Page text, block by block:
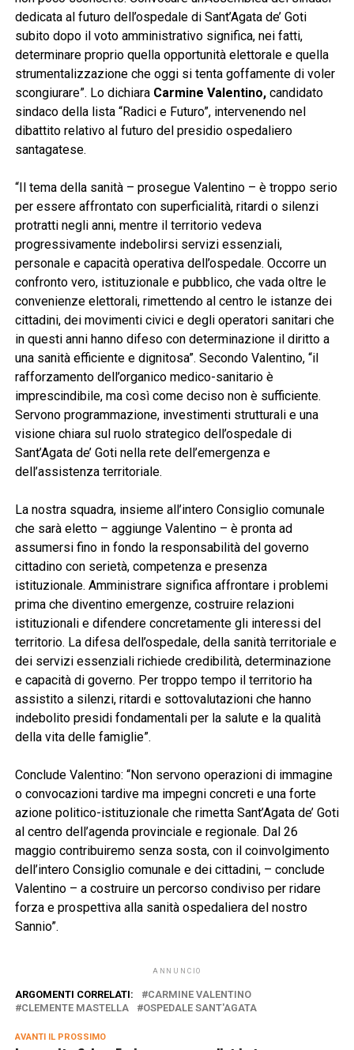
dedicata al futuro dell’ospedale di Sant’Agata de’ Goti
subito dopo il voto amministrativo significa, nei fatti,
determinare proprio quella opportunità elettorale e quella
strumentalizzazione che oggi si tenta goffamente di voler
scongiurare”. Lo dichiara Carmine Valentino,candidato
sindaco della lista “Radici e Futuro”, intervenendo nel
dibattito relativo al futuro del presidio ospedaliero
santagatese.
“Il tema della sanità – prosegue Valentino – è troppo serio
per essere affrontato con superficialità, ritardi o silenzi
protratti negli anni, mentre il territorio vedeva
progressivamente indebolirsi servizi essenziali,
personale e capacità operativa dell’ospedale. Occorre un
confronto vero, istituzionale e pubblico, che vada oltre le
convenienze elettorali, rimettendo al centro le istanze dei
cittadini, dei movimenti civici e degli operatori sanitari che
in questi anni hanno difeso con determinazione il diritto a
una sanità efficiente e dignitosa”. Secondo Valentino, “il
rafforzamento dell’organico medico-sanitario è
imprescindibile, ma così come deciso non è sufficiente.
Servono programmazione, investimenti strutturali e una
visione chiara sul ruolo strategico dell’ospedale di
Sant’Agata de’ Goti nella rete dell’emergenza e
dell’assistenza territoriale.
La nostra squadra, insieme all’intero Consiglio comunale
che sarà eletto – aggiunge Valentino – è pronta ad
assumersi fino in fondo la responsabilità del governo
cittadino con serietà, competenza e presenza
istituzionale. Amministrare significa affrontare i problemi
prima che diventino emergenze, costruire relazioni
istituzionali e difendere concretamente gli interessi del
territorio. La difesa dell’ospedale, della sanità territoriale e
dei servizi essenziali richiede credibilità, determinazione
e capacità di governo. Per troppo tempo il territorio ha
assistito a silenzi, ritardi e sottovalutazioni che hanno
indebolito presidi fondamentali per la salute e la qualità
della vita delle famiglie”.
Conclude Valentino: “Non servono operazioni di immagine
o convocazioni tardive ma impegni concreti e una forte
azione politico-istituzionale che rimetta Sant’Agata de’ Goti
al centro dell’agenda provinciale e regionale. Dal 26
maggio contribuiremo senza sosta, con il coinvolgimento
dell’intero Consiglio comunale e dei cittadini, – conclude
Valentino – a costruire un percorso condiviso per ridare
forza e prospettiva alla sanità ospedaliera del nostro
Sannio”.
ANNUNCIO
ARGOMENTI CORRELATI:
CARMINE VALENTINO
CLEMENTE MASTELLA
OSPEDALE SANT'AGATA
AVANTI IL ​​PROSSIMO